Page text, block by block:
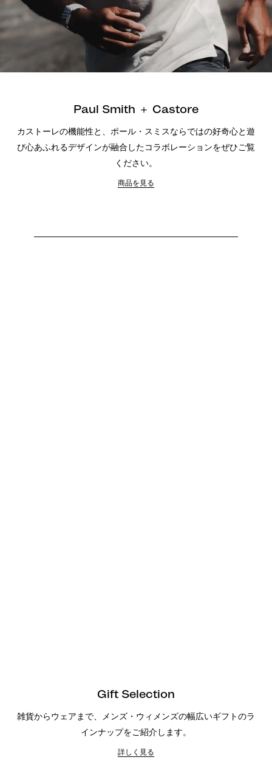
Paul Smith ＋ Castore
カストーレの機能性と、ポール・スミスならではの好奇心と遊
び心あふれるデザインが融合したコラボレーションをぜひご覧
ください。
商品を見る
Gift Selection
雑貨からウェアまで、メンズ・ウィメンズの幅広いギフトのラ
インナップをご紹介します。
詳しく見る